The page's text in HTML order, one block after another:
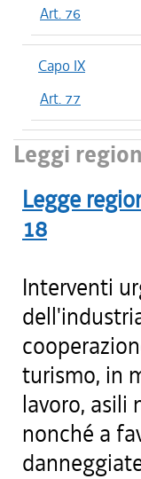
Art. 76
Capo IX
Art. 77
Leggi
Legge
18
Interventi
turismo, in
lavoro, asili
nonché a